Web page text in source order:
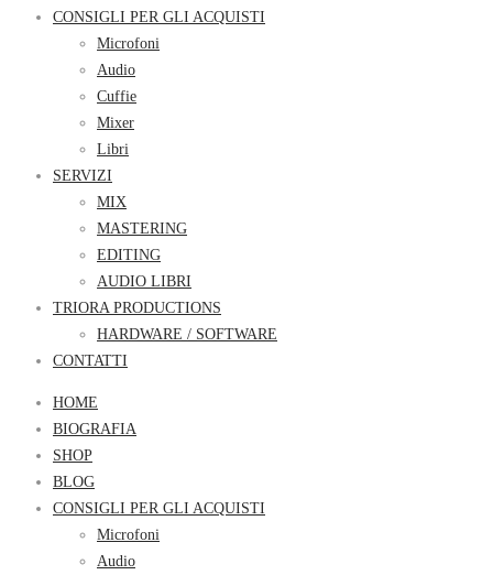
CONSIGLI PER GLI ACQUISTI
Microfoni
Audio
Cuffie
Mixer
Libri
SERVIZI
MIX
MASTERING
EDITING
AUDIO LIBRI
TRIORA PRODUCTIONS
HARDWARE / SOFTWARE
CONTATTI
HOME
BIOGRAFIA
SHOP
BLOG
CONSIGLI PER GLI ACQUISTI
Microfoni
Audio